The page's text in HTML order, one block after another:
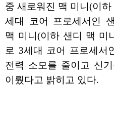
중 새로워진 맥 미니(이
세대 코어 프로세서인
맥 미니(이하 샌디 맥 미
로 3세대 코어 프로세서
전력 소모를 줄이고 신
이뤘다고 밝히고 있다.